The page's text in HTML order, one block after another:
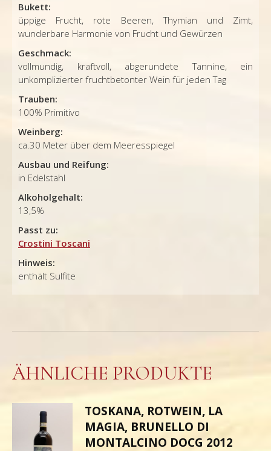
Bukett:
üppige Frucht, rote Beeren, Thymian und Zimt,
wunderbare Harmonie von Frucht und Gewürzen
Geschmack:
vollmundig, kraftvoll, abgerundete Tannine, ein
unkomplizierter fruchtbetonter Wein für jeden Tag
Trauben:
100% Primitivo
Weinberg:
ca.30 Meter über dem Meeresspiegel
Ausbau und Reifung:
in Edelstahl
Alkoholgehalt:
13,5%
Passt zu:
Crostini Toscani
Hinweis:
enthält Sulfite
ÄHNLICHE PRODUKTE
TOSKANA, ROTWEIN, LA
MAGIA, BRUNELLO DI
MONTALCINO DOCG 2012